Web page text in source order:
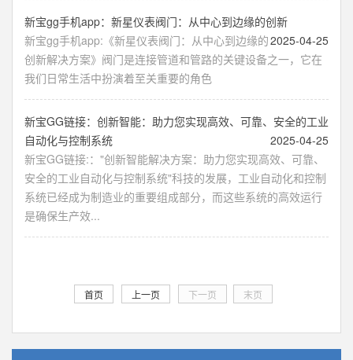
新宝gg手机app：新星仪表阀门：从中心到边缘的创新
2025-04-25
新宝gg手机app:《新星仪表阀门：从中心到边缘的
创新解决方案》阀门是连接管道和管路的关键设备之一，它在
我们日常生活中扮演着至关重要的角色
新宝GG链接：创新智能：助力您实现高效、可靠、安全的工业
自动化与控制系统
2025-04-25
新宝GG链接:："创新智能解决方案：助力您实现高效、可靠、
安全的工业自动化与控制系统"科技的发展，工业自动化和控制
系统已经成为制造业的重要组成部分，而这些系统的高效运行
是确保生产效...
首页 上一页 下一页 末页